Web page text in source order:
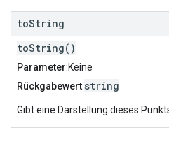
toString
toString()
Parameter:Keine
Rückgabewert:string
Gibt eine Darstellung dieses